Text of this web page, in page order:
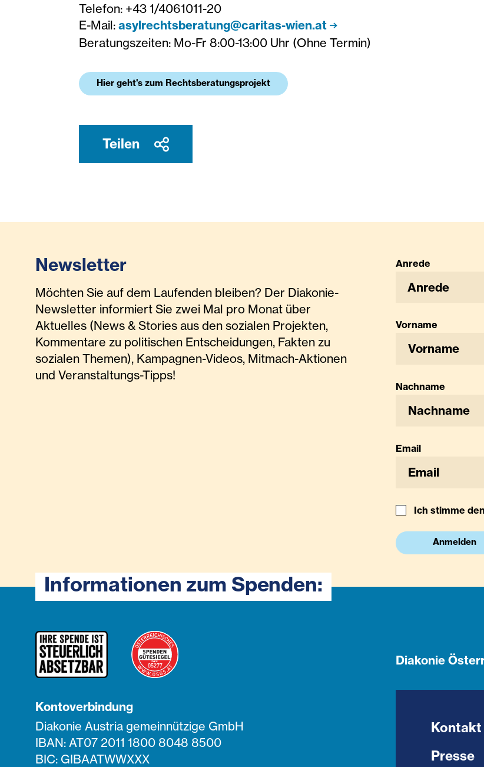
Telefon: +43 1/4061011-20
E-Mail:asylrechtsberatung@caritas-wien.at
Beratungszeiten: Mo-Fr 8:00-13:00 Uhr (Ohne Termin)
Hier geht's zum Rechtsberatungsprojekt
Teilen
Newsletter
Möchten Sie auf dem Laufenden bleiben? Der Diakonie-
Newsletter informiert Sie zwei Mal pro Monat über
Aktuelles (News & Stories aus den sozialen Projekten,
Kommentare zu politischen Entscheidungen, Fakten zu
sozialen Themen), Kampagnen-Videos, Mitmach-Aktionen
und Veranstaltungs-Tipps!
Anrede
Anrede
Vorname
Nachname
Email
Ich stimme den
Anmelden
Informationen zum Spenden:
Kontoverbindung
Diakonie Austria gemeinnützige GmbH
IBAN: AT07 2011 1800 8048 8500
BIC: GIBAATWWXXX
Diakonie
Kontakt
Presse